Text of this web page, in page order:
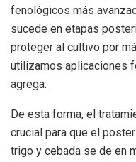
fenológicos más
sucede en etapas
proteger al cultivo por
utilizamos aplicaciones
agrega.
De esta forma, el
crucial para que el
trigo y cebada se de en